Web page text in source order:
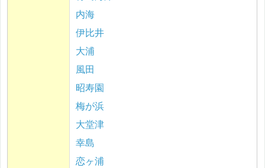
内海
伊比井
大浦
風田
昭寿園
梅が浜
大堂津
幸島
恋ヶ浦